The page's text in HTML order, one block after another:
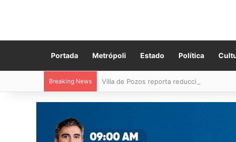
Portada Metrópoli Estado Política
Breaking News Villa de Pozos reporta reducción del 50